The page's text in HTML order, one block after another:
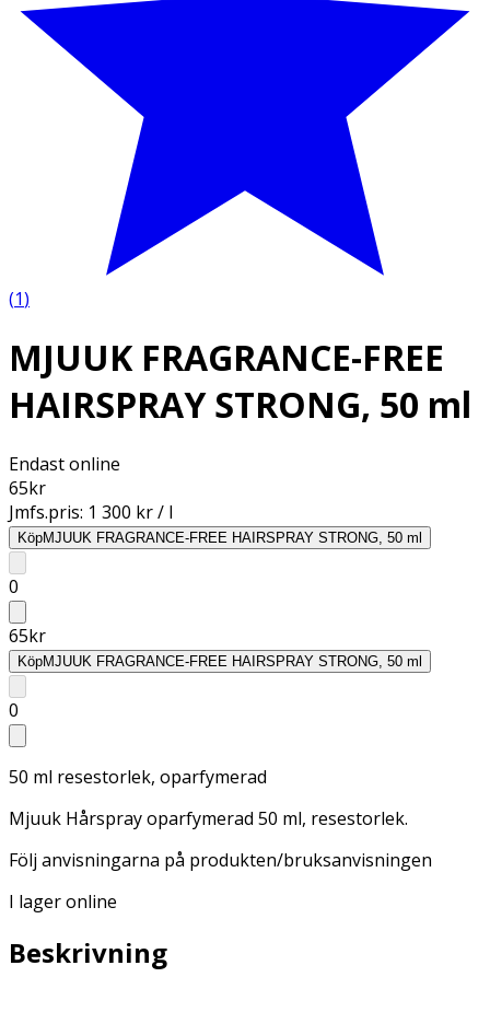
(1)
MJUUK FRAGRANCE-FREE
HAIRSPRAY STRONG, 50 ml
Endast online
65kr
Jmfs.pris: 1 300 kr / l
KöpMJUUK FRAGRANCE-FREE HAIRSPRAY STRONG, 50 ml
0
65kr
KöpMJUUK FRAGRANCE-FREE HAIRSPRAY STRONG, 50 ml
0
50 ml resestorlek, oparfymerad
Mjuuk Hårspray oparfymerad 50 ml, resestorlek.
Följ anvisningarna på produkten/bruksanvisningen
I lager online
Beskrivning